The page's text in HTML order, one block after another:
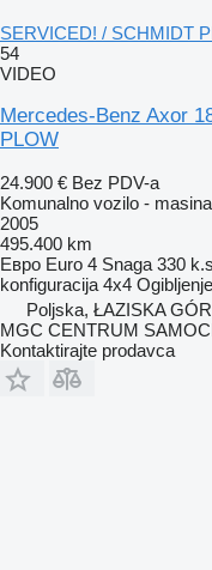
SERVICED! / SCHMIDT
54
VIDEO
Mercedes-Benz Axor
PLOW
24.900 € Bez PDV-a
Komunalno vozilo -
2005
495.400 km
Евро Euro 4 Snaga 330
konfiguracija 4x4 Ogibljenje
Poljska, ŁAZISKA
MGC CENTRUM
Kontaktirajte prodavca